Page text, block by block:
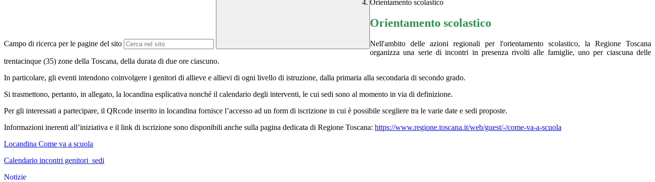
Campo di ricerca per le pagine del sito
Orientamento scolastico
Orientamento scolastico
Nell'ambito delle azioni regionali per l'orientamento scolastico, la Regione Toscana
organizza una serie di incontri in presenza rivolti alle famiglie, uno per ciascuna delle
trentacinque (35) zone della Toscana, della durata di due ore ciascuno.
In particolare, gli eventi intendono coinvolgere i genitori di allieve e allievi di ogni livello di istruzione, dalla primaria alla secondaria di secondo grado.
Si trasmettono, pertanto, in allegato, la locandina esplicativa nonché il calendario degli interventi, le cui sedi sono al momento in via di definizione.
Per gli interessati a partecipare, il QRcode inserito in locandina fornisce l’accesso ad un form di iscrizione in cui è possibile scegliere tra le varie date e sedi proposte.
Informazioni inerenti all’iniziativa e il link di iscrizione sono disponibili anche sulla pagina dedicata di Regione Toscana: https://www.regione.toscana.it/web/guest/-/come-va-a-scuola
Locandina Come va a scuola
Calendario incontri genitori_sedi
Notizie